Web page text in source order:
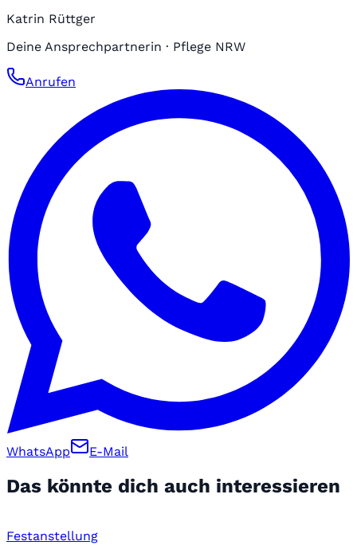
Katrin Rüttger
Deine Ansprechpartnerin · Pflege NRW
Anrufen
WhatsApp E-Mail
Das könnte dich auch interessieren
Festanstellung